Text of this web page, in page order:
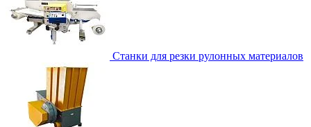
Станки для резки рулонных материалов